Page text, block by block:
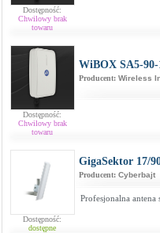
Dostępność:
Chwilowy brak
towaru
Dostępność:
Chwilowy brak
towaru
WiBOX SA5-90-
Producent: Wireless
Dostępność:
dostępne
GigaSektor 17/
Producent: Cyberbajt
Profesjonalna